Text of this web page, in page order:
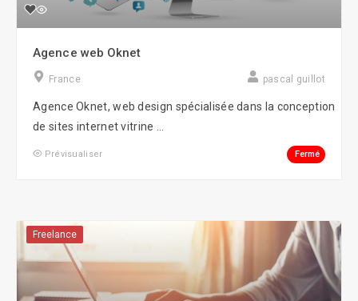
Agence web Oknet
France pascal guillot
Agence Oknet, web design spécialisée dans la conception
de sites internet vitrine ...
Prévisualiser Fermé
Freelance